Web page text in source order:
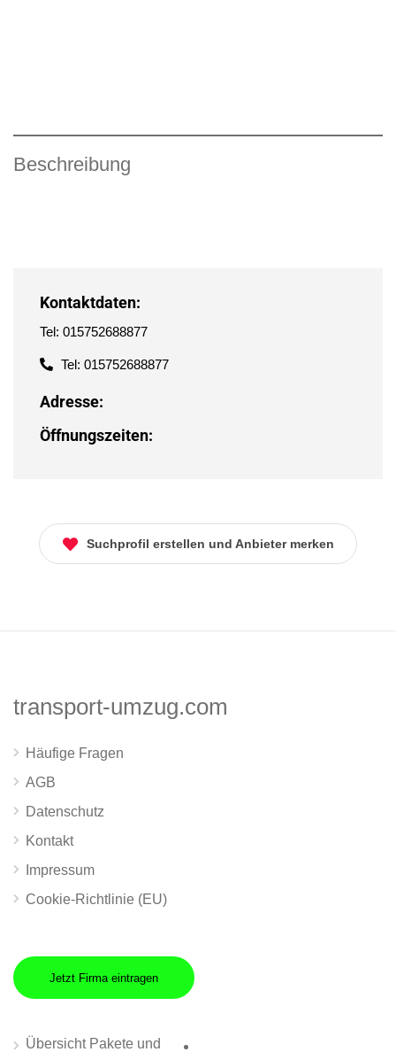
Beschreibung
Kontaktdaten:
Tel: 015752688877
Tel: 015752688877
Adresse:
Öffnungszeiten:
Suchprofil erstellen und Anbieter merken
transport-umzug.com
Häufige Fragen
AGB
Datenschutz
Kontakt
Impressum
Cookie-Richtlinie (EU)
Jetzt Firma eintragen
Übersicht Pakete und